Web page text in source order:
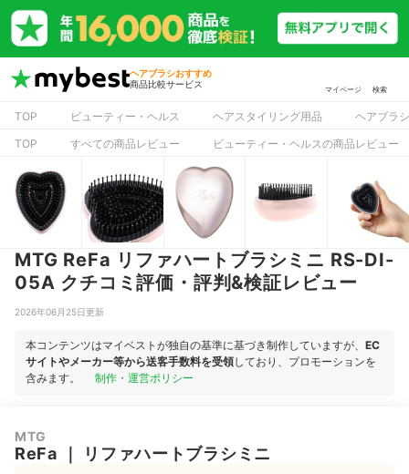
ヘアブラシおすすめ
商品比較サービス
マイページ 検索
TOP ビューティー・ヘルス ヘアスタイリング用品
ヘアブラシ
TOP
すべての商品レビュー ビューティー・ヘルスの商品レビュー
MTG ReFa リファハートブラシミニ RS-DI-
05A クチコミ評価・評判&検証レビュー
2026年06月25日更新
本コンテンツはマイベストが独自の基準に基づき制作していますが、 EC
サイトやメーカー等から送客手数料を受領しており、プロモーションを
含みます。
制作・運営ポリシー
MTG
ReFa リファハートブラシミニ